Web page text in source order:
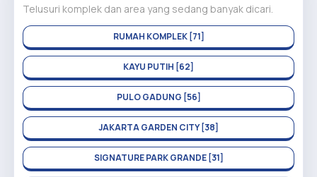
Telusuri komplek dan area yang sedang banyak dicari.
RUMAH KOMPLEK [71]
KAYU PUTIH [62]
PULO GADUNG [56]
JAKARTA GARDEN CITY [38]
SIGNATURE PARK GRANDE [31]